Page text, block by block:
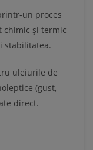
un proces
și termic
stabilitatea.
uleiurile de
(gust,
direct.